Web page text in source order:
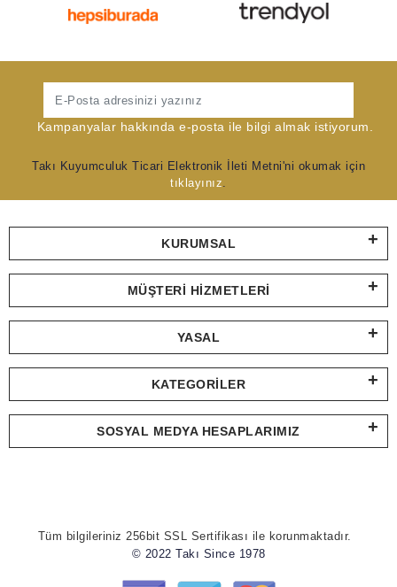
Kampanyalar hakkında e-posta ile bilgi almak istiyorum.
Takı Kuyumculuk Ticari Elektronik İleti Metni'ni okumak için
tıklayınız.
KURUMSAL
MÜŞTERI HIZMETLERI
YASAL
KATEGORILER
SOSYAL MEDYA HESAPLARIMIZ
Tüm bilgileriniz 256bit SSL Sertifikası ile korunmaktadır.
© 2022 Takı Since 1978